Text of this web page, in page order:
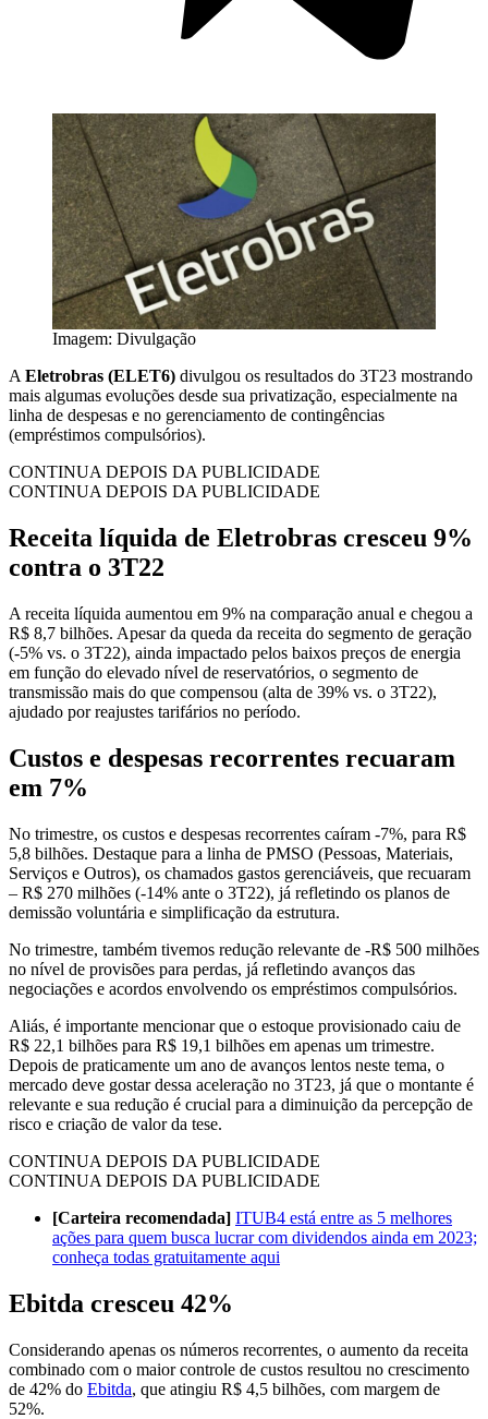
Imagem: Divulgação
A Eletrobras (ELET6) divulgou os resultados do 3T23 mostrando
mais algumas evoluções desde sua privatização, especialmente na
linha de despesas e no gerenciamento de contingências
(empréstimos compulsórios).
CONTINUA DEPOIS DA PUBLICIDADE
CONTINUA DEPOIS DA PUBLICIDADE
Receita líquida de Eletrobras cresceu 9%
contra o 3T22
A receita líquida aumentou em 9% na comparação anual e chegou a
R$ 8,7 bilhões. Apesar da queda da receita do segmento de geração
(-5% vs. o 3T22), ainda impactado pelos baixos preços de energia
em função do elevado nível de reservatórios, o segmento de
transmissão mais do que compensou (alta de 39% vs. o 3T22),
ajudado por reajustes tarifários no período.
Custos e despesas recorrentes recuaram
em 7%
No trimestre, os custos e despesas recorrentes caíram -7%, para R$
5,8 bilhões. Destaque para a linha de PMSO (Pessoas, Materiais,
Serviços e Outros), os chamados gastos gerenciáveis, que recuaram
– R$ 270 milhões (-14% ante o 3T22), já refletindo os planos de
demissão voluntária e simplificação da estrutura.
No trimestre, também tivemos redução relevante de -R$ 500 milhões
no nível de provisões para perdas, já refletindo avanços das
negociações e acordos envolvendo os empréstimos compulsórios.
Aliás, é importante mencionar que o estoque provisionado caiu de
R$ 22,1 bilhões para R$ 19,1 bilhões em apenas um trimestre.
Depois de praticamente um ano de avanços lentos neste tema, o
mercado deve gostar dessa aceleração no 3T23, já que o montante é
relevante e sua redução é crucial para a diminuição da percepção de
risco e criação de valor da tese.
CONTINUA DEPOIS DA PUBLICIDADE
CONTINUA DEPOIS DA PUBLICIDADE
[Carteira recomendada] ITUB4 está entre as 5 melhores
ações para quem busca lucrar com dividendos ainda em 2023;
conheça todas gratuitamente aqui
Ebitda cresceu 42%
Considerando apenas os números recorrentes, o aumento da receita
combinado com o maior controle de custos resultou no crescimento
de 42% do Ebitda, que atingiu R$ 4,5 bilhões, com margem de
52%.